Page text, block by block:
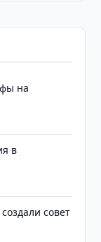
на
в
совет